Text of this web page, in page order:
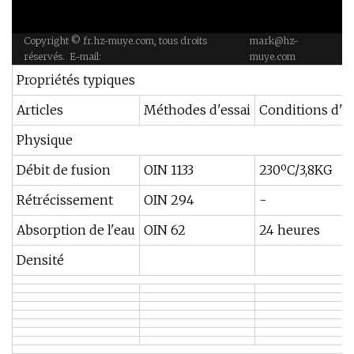
Copyright © fr.hz-muye.com, tous droits
réservés. E-mail:
mark@hz-
muye.com
Propriétés typiques
Articles
Méthodes d'essai Conditions
Physique
Débit de fusion
OIN 1133
230ºC/3,8KG
Rétrécissement
OIN 294
-
Absorption de l'eau OIN 62
24 heures
Densité